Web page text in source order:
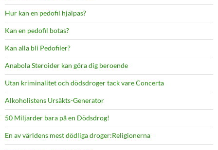
Hur kan en pedofil hjälpas?
Kan en pedofil botas?
Kan alla bli Pedofiler?
Anabola Steroider kan göra dig beroende
Utan kriminalitet och dödsdroger tack vare Concerta
Alkoholistens Ursäkts-Generator
50 Miljarder bara på en Dödsdrog!
En av världens mest dödliga droger:Religionerna